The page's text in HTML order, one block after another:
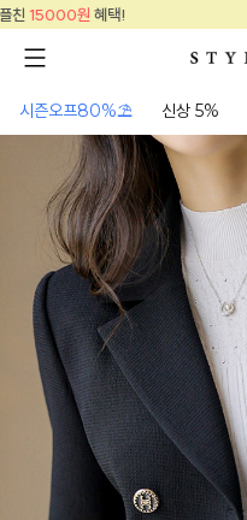
신규 회원가입 및 카톡 플친
시즌오프80%⛱ 신상 5%